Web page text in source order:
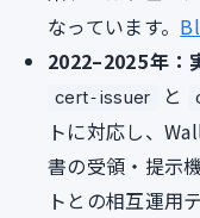
なっています。
2022–2025 年：
cert‑issuer と
トに対応し、
書の受領・提示
トとの相互運用